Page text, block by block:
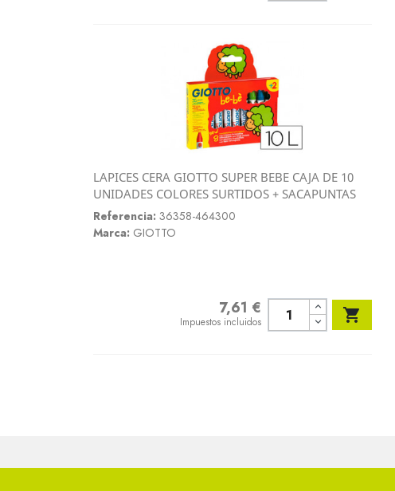
 Vista rápida
LAPICES CERA GIOTTO SUPER BEBE CAJA DE 10
UNIDADES COLORES SURTIDOS + SACAPUNTAS
Referencia: 36358-464300
Marca: GIOTTO
7,61 €
Impuestos incluidos 